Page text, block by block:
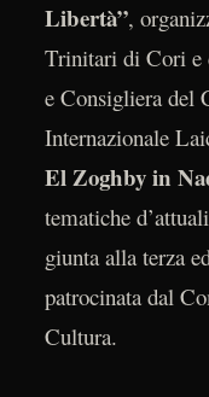
Libertà”,
Trinitari di Cori e
e Consigliera del
Internazionale
El Zoghby in
tematiche
giunta alla terza
patrocinata dal
Cultura.